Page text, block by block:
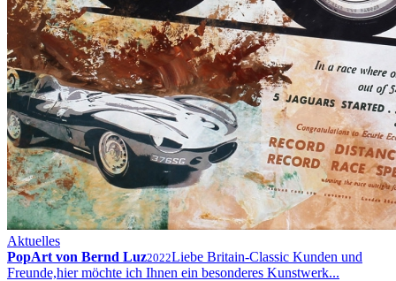
Aktuelles
PopArt von Bernd Luz2022Liebe Britain-Classic Kunden und
Freunde,hier möchte ich Ihnen ein besonderes Kunstwerk...